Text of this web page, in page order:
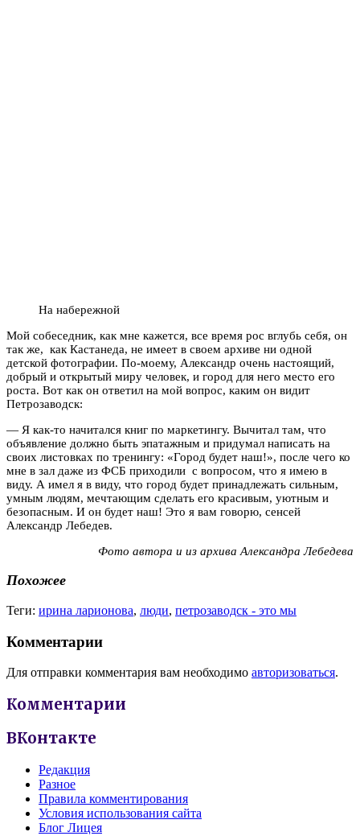
На набережной
Мой собеседник, как мне кажется, все время рос вглубь себя, он
так же, как Кастанеда, не имеет в своем архиве ни одной
детской фотографии. По-моему, Александр очень настоящий,
добрый и открытый миру человек, и город для него место его
роста. Вот как он ответил на мой вопрос, каким он видит
Петрозаводск:
— Я как-то начитался книг по маркетингу. Вычитал там, что
объявление должно быть эпатажным и придумал написать на
своих листовках по тренингу: «Город будет наш!», после чего ко
мне в зал даже из ФСБ приходили с вопросом, что я имею в
виду. А имел я в виду, что город будет принадлежать сильным,
умным людям, мечтающим сделать его красивым, уютным и
безопасным. И он будет наш! Это я вам говорю, сенсей
Александр Лебедев.
Фото автора и из архива Александра Лебедева
Похожее
Теги: ирина ларионова, люди, петрозаводск - это мы
Комментарии
Для отправки комментария вам необходимо авторизоваться.
Комментарии
ВКонтакте
Редакция
Разное
Правила комментирования
Условия использования сайта
Блог Лицея